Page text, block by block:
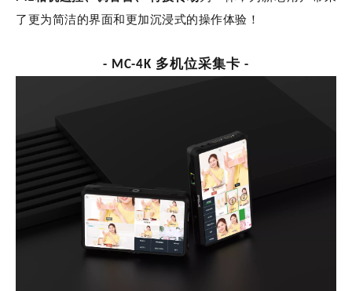
了更为简洁的界面和更加沉浸式的操作体验！
- MC-4K 多机位采集卡 -